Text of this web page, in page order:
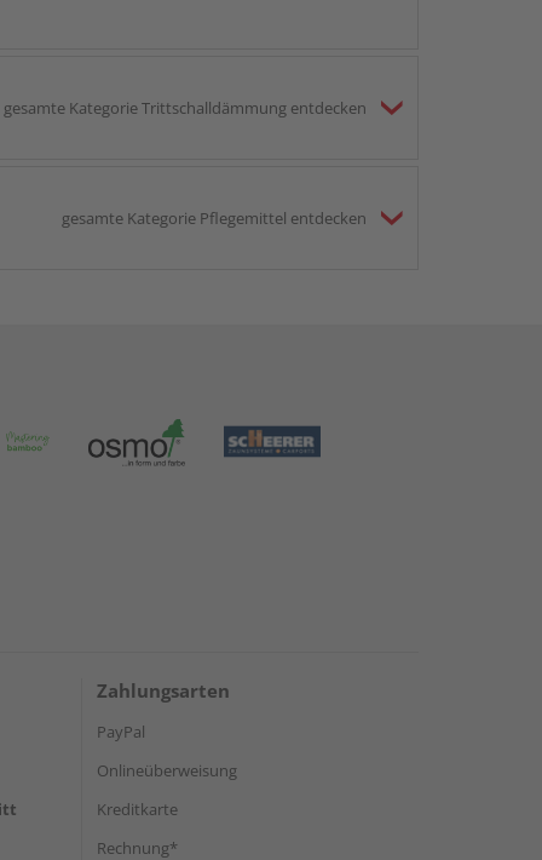
gesamte Kategorie Trittschalldämmung entdecken
gesamte Kategorie Pflegemittel entdecken
Zahlungsarten
PayPal
Onlineüberweisung
Kreditkarte
Rechnung*